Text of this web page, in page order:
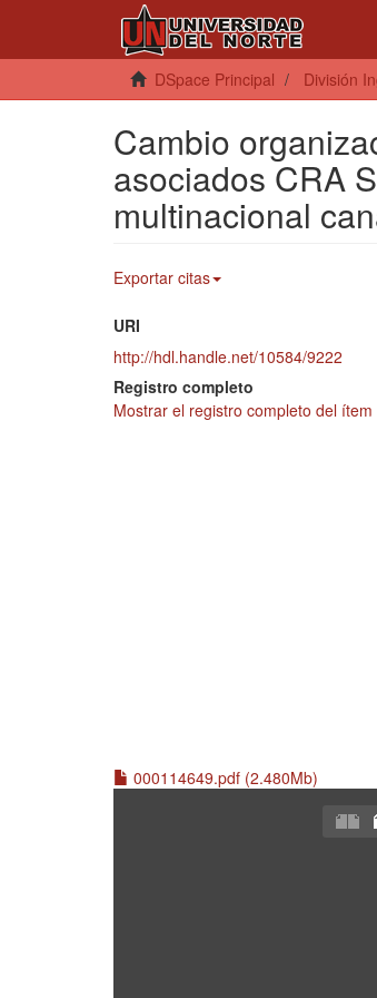
DSpace Principal División
Cambio
asociados CRA
multinacional
Exportar citas
URI
http://hdl.handle.net/10584/9222
Registro completo
Mostrar el registro completo del ítem
000114649.pdf (2.480Mb)